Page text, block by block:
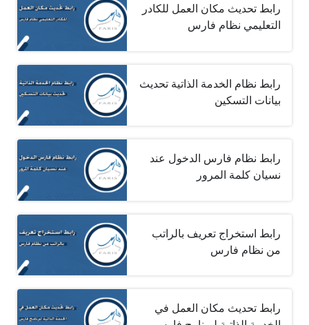
رابط تحديث مكان العمل للكادر
التعليمي نظام فارس
رابط نظام الخدمة الذاتية تحديث
بيانات التسكين
رابط نظام فارس الدخول عند
نسيان كلمة المرور
رابط استخراج تعريف بالراتب
من نظام فارس
رابط تحديث مكان العمل في